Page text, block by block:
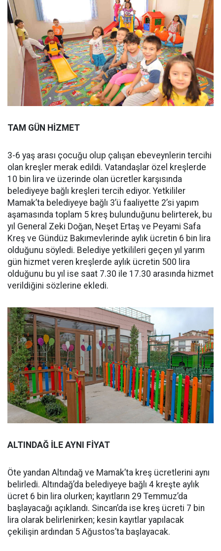
TAM GÜN HİZMET
3-6 yaş arası çocuğu olup çalışan ebeveynlerin tercihi
olan kreşler merak edildi. Vatandaşlar özel kreşlerde
10 bin lira ve üzerinde olan ücretler karşısında
belediyeye bağlı kreşleri tercih ediyor. Yetkililer
Mamak’ta belediyeye bağlı 3’ü faaliyette 2’si yapım
aşamasında toplam 5 kreş bulunduğunu belirterek, bu
yıl General Zeki Doğan, Neşet Ertaş ve Peyami Safa
Kreş ve Gündüz Bakımevlerinde aylık ücretin 6 bin lira
olduğunu söyledi. Belediye yetkilileri geçen yıl yarım
gün hizmet veren kreşlerde aylık ücretin 500 lira
olduğunu bu yıl ise saat 7.30 ile 17.30 arasında hizmet
verildiğini sözlerine ekledi.
ALTINDAĞ İLE AYNI FİYAT
Öte yandan Altındağ ve Mamak’ta kreş ücretlerini aynı
belirledi. Altındağ’da belediyeye bağlı 4 kreşte aylık
ücret 6 bin lira olurken; kayıtların 29 Temmuz’da
başlayacağı açıklandı. Sincan’da ise kreş ücreti 7 bin
lira olarak belirlenirken; kesin kayıtlar yapılacak
çekilişin ardından 5 Ağustos’ta başlayacak.